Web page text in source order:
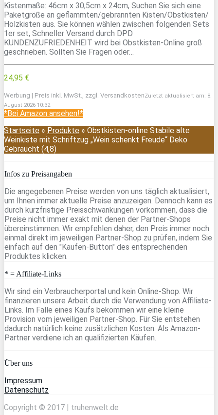
Kistenmaße: 46cm x 30,5cm x 24cm, Suchen Sie sich eine
Paketgröße an geflammten/gebrannten Kisten/Obstkisten/
Holzkisten aus. Sie können wählen zwischen folgenden Sets
1er set, Schneller Versand durch DPD
KUNDENZUFRIEDENHEIT wird bei Obstkisten-Online groß
geschrieben. Sollten Sie Fragen oder…
24,95 €
Werbung | Preis inkl. MwSt., zzgl. VersandkostenZuletzt aktualisiert am: 8.
August 2026 10:32
*Bei Amazon ansehen!*
Startseite » Produkte » Obstkisten-online Stabile alte
Weinkiste mit Schriftzug „Wein schenkt Freude“ Deko
Gebraucht (4,8)
Infos zu Preisangaben
Die angegebenen Preise werden von uns täglich aktualisiert,
um Ihnen immer aktuelle Preise anzuzeigen. Dennoch kann es
durch kurzfristige Preisschwankungen vorkommen, dass die
Preise nicht immer exakt mit denen der Partner-Shops
übereinstimmen. Wir empfehlen daher, den Preis immer noch
einmal direkt im jeweiligen Partner-Shop zu prüfen, indem Sie
einfach auf den "Kaufen-Button" des entsprechenden
Produktes klicken.
* = Affiliate-Links
Wir sind ein Verbraucherportal und kein Online-Shop. Wir
finanzieren unsere Arbeit durch die Verwendung von Affiliate-
Links. Im Falle eines Kaufs bekommen wir eine kleine
Provision vom jeweiligen Partner-Shop. Für Sie entstehen
dadurch natürlich keine zusätzlichen Kosten. Als Amazon-
Partner verdiene ich an qualifizierten Käufen.
Über uns
Impressum
Datenschutz
Copyright © 2017 | truhenwelt.de